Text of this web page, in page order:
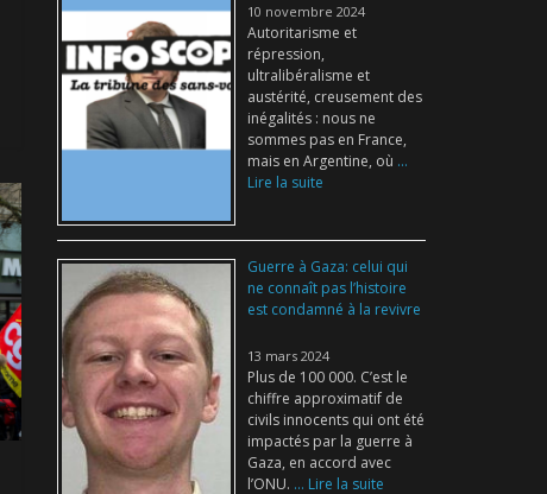
10 novembre 2024
Autoritarisme et
répression,
ultralibéralisme et
austérité, creusement des
inégalités : nous ne
sommes pas en France,
mais en Argentine, où ...
Lire la suite
Guerre à Gaza: celui qui
ne connaît pas l’histoire
est condamné à la revivre
13 mars 2024
Plus de 100 000. C’est le
chiffre approximatif de
civils innocents qui ont été
impactés par la guerre à
Gaza, en accord avec
l’ONU. ... Lire la suite